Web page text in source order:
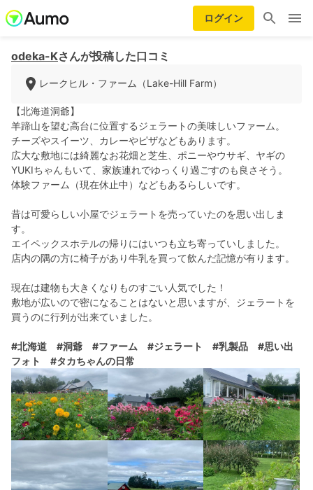
ログイン
odeka-Kさんが投稿した口コミ
レークヒル・ファーム（Lake-Hill Farm）
【北海道洞爺】
羊蹄山を望む高台に位置するジェラートの美味しいファーム。
チーズやスイーツ、カレーやピザなどもあります。
広大な敷地には綺麗なお花畑と芝生、ポニーやウサギ、ヤギの
YUKIちゃんもいて、家族連れでゆっくり過ごすのも良さそう。
体験ファーム（現在休止中）などもあるらしいです。
昔は可愛らしい小屋でジェラートを売っていたのを思い出しま
す。
エイペックスホテルの帰りにはいつも立ち寄っていしました。
店内の隅の方に椅子があり牛乳を買って飲んだ記憶が有ります。
現在は建物も大きくなりものすごい人気でした！
敷地が広いので密になることはないと思いますが、ジェラートを
買うのに行列が出来ていました。
#北海道 #洞爺 #ファーム #ジェラート #乳製品
#思い出
フォト
#タカちゃんの日常